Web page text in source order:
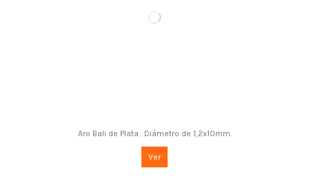
Aro Bali de Plata . Diámetro de 1,2x10mm.
Ver